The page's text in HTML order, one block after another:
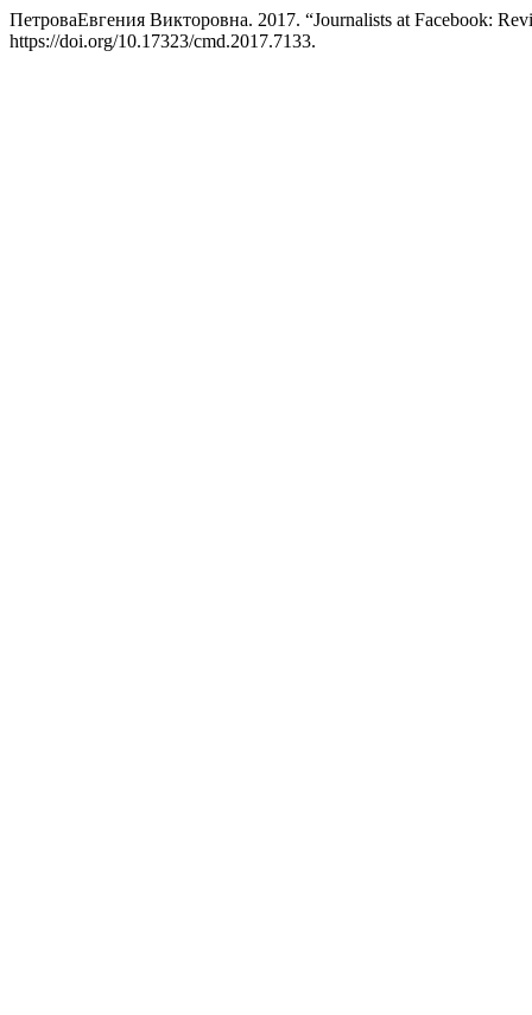
ПетроваЕвгения Викторовна. 2017. “Journalists at Facebook:
https://doi.org/10.17323/cmd.2017.7133.